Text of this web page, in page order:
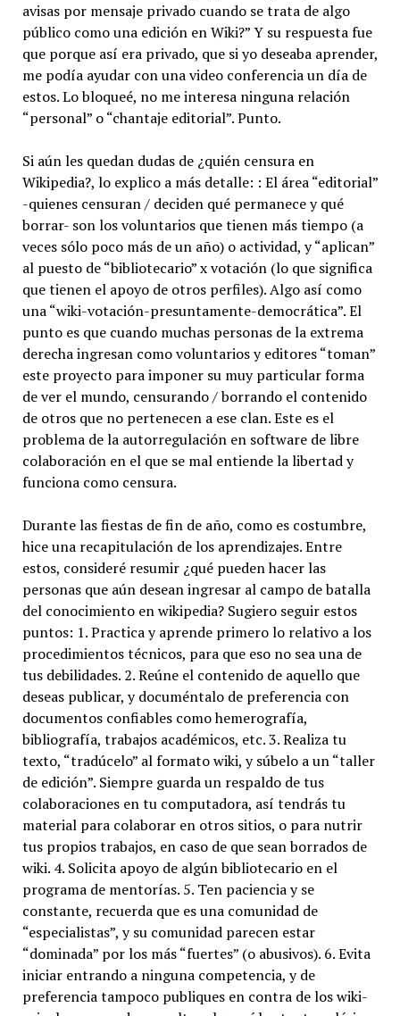
avisas por mensaje privado cuando se trata de algo
público como una edición en Wiki?” Y su respuesta fue
que porque así era privado, que si yo deseaba aprender,
me podía ayudar con una video conferencia un día de
estos. Lo bloqueé, no me interesa ninguna relación
“personal” o “chantaje editorial”. Punto.
Si aún les quedan dudas de ¿quién censura en
Wikipedia?, lo explico a más detalle: : El área “editorial”
-quienes censuran / deciden qué permanece y qué
borrar- son los voluntarios que tienen más tiempo (a
veces sólo poco más de un año) o actividad, y “aplican”
al puesto de “bibliotecario” x votación (lo que significa
que tienen el apoyo de otros perfiles). Algo así como
una “wiki-votación-presuntamente-democrática”. El
punto es que cuando muchas personas de la extrema
derecha ingresan como voluntarios y editores “toman”
este proyecto para imponer su muy particular forma
de ver el mundo, censurando / borrando el contenido
de otros que no pertenecen a ese clan. Este es el
problema de la autorregulación en software de libre
colaboración en el que se mal entiende la libertad y
funciona como censura.
Durante las fiestas de fin de año, como es costumbre,
hice una recapitulación de los aprendizajes. Entre
estos, consideré resumir ¿qué pueden hacer las
personas que aún desean ingresar al campo de batalla
del conocimiento en wikipedia? Sugiero seguir estos
puntos: 1. Practica y aprende primero lo relativo a los
procedimientos técnicos, para que eso no sea una de
tus debilidades. 2. Reúne el contenido de aquello que
deseas publicar, y documéntalo de preferencia con
documentos confiables como hemerografía,
bibliografía, trabajos académicos, etc. 3. Realiza tu
texto, “tradúcelo” al formato wiki, y súbelo a un “taller
de edición”. Siempre guarda un respaldo de tus
colaboraciones en tu computadora, así tendrás tu
material para colaborar en otros sitios, o para nutrir
tus propios trabajos, en caso de que sean borrados de
wiki. 4. Solicita apoyo de algún bibliotecario en el
programa de mentorías. 5. Ten paciencia y se
constante, recuerda que es una comunidad de
“especialistas”, y su comunidad parecen estar
“dominada” por los más “fuertes” (o abusivos). 6. Evita
iniciar entrando a ninguna competencia, y de
preferencia tampoco publiques en contra de los wiki-